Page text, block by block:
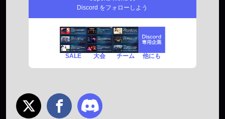
Discord をフォローしよう
SALE 大会 チーム 他にも